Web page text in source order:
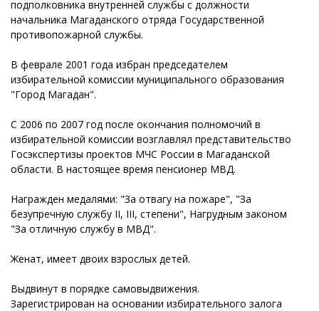
подполковника внутренней службы с должности
начальника Магаданского отряда Государственной
противопожарной службы.
В феврале 2001 года избран председателем
избирательной комиссии муниципального образования
"Город Магадан".
С 2006 по 2007 год после окончания полномочий в
избирательной комиссии возглавлял представительство
Госэкспертизы проектов МЧС России в Магаданской
области. В настоящее время пенсионер МВД.
Награжден медалями: "За отвагу на пожаре", "За
безупречную службу II, III, степени", Нагрудным законом
"За отличную службу в МВД".
Женат, имеет двоих взрослых детей.
Выдвинут в порядке самовыдвижения.
Зарегистрирован на основании избирательного залога